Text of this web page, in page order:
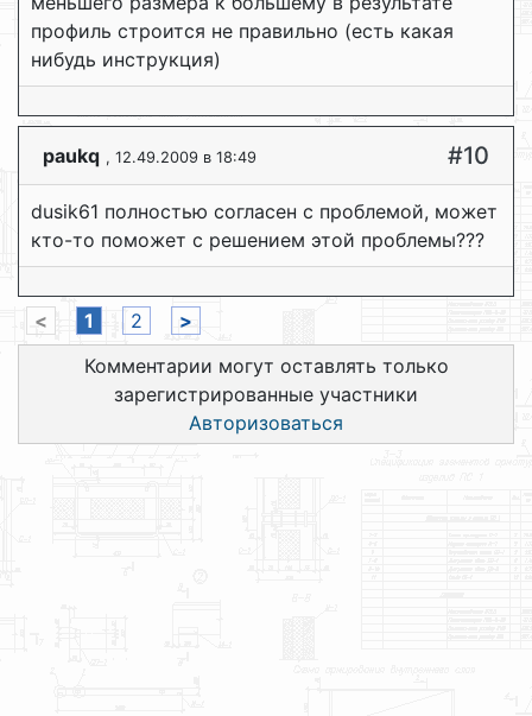
профиль строится не правильно (есть какая
нибудь инструкция)
paukq , 12.49.2009 в 18:49 #10
dusik61 полностью согласен с проблемой, может
кто-то поможет с решением этой проблемы???
< 1 2
>
Комментарии могут оставлять только
зарегистрированные участники
Авторизоваться